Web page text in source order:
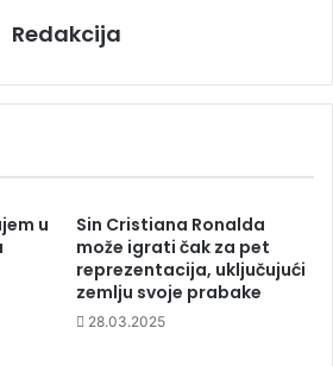
Redakcija
u
Sin Cristiana Ronalda
može igrati čak za pet
reprezentacija, uključujući
zemlju svoje prabake
28.03.2025